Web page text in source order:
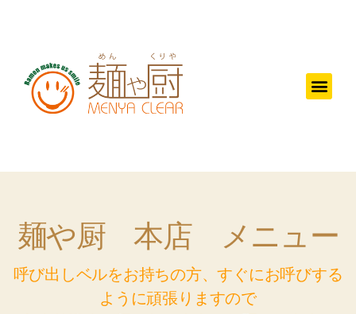
麺や厨 本店 メニュー
呼び出しベルをお持ちの方、すぐにお呼びする
ように頑張りますので